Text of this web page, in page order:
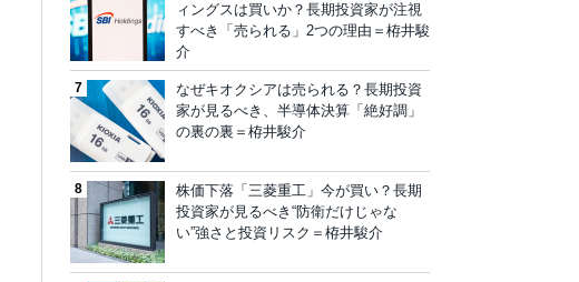
ィングスは買いか？長期投資家が注視
すべき「売られる」2つの理由＝栫井駿
介
なぜキオクシアは売られる？長期投資
家が見るべき、半導体決算「絶好調」
の裏の裏＝栫井駿介
株価下落「三菱重工」今が買い？長期
投資家が見るべき“防衛だけじゃな
い”強さと投資リスク＝栫井駿介